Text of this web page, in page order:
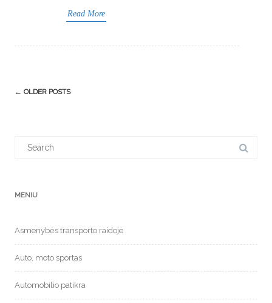
Read More
Post
← OLDER POSTS
MENIU
Asmenybės transporto raidoje
Auto, moto sportas
Automobilio patikra